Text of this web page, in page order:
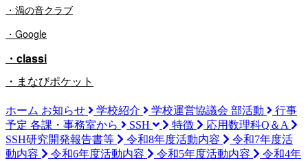
・渦の音クラブ
・Google
・classi
・まなびポケット
ホーム お知らせ 学校紹介 学校運営協議会 部活動
行事
予定 各課・事務室から SSH 特徴
応用数理科Q＆A
SSH研究開発報告書等
令和8年度活動内容
令和7年度活
動内容
令和6年度活動内容 令和5年度活動内容
令和4年